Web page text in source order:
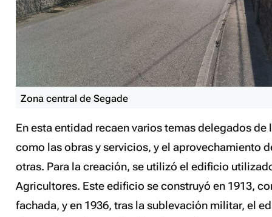
Zona central de Segade
En esta entidad recaen varios temas delegados
como las obras y servicios, y el aprovechamiento
otras. Para la creación, se utilizó el edificio
Agricultores. Este edificio se construyó en 1913,
fachada, y en 1936, tras la sublevación militar, el